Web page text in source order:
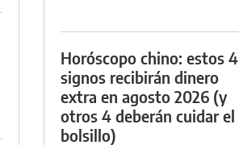
Horóscopo chino: estos 4
signos recibirán dinero
extra en agosto 2026 (y
otros 4 deberán cuidar el
bolsillo)